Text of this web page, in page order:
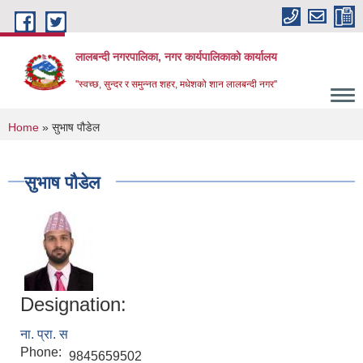
Skip to main content
लालबन्दी नगरपालिका, नगर कार्यपालिकाकाे कार्यालय
''स्वच्छ, सुन्दर र समुन्नत शहर, मधेशको शान लालबन्दी नगर''
You are here
Home » सुभाष पौडेल
सुभाष पौडेल
Designation:
ना. प्रा. स
Phone: 9845659502